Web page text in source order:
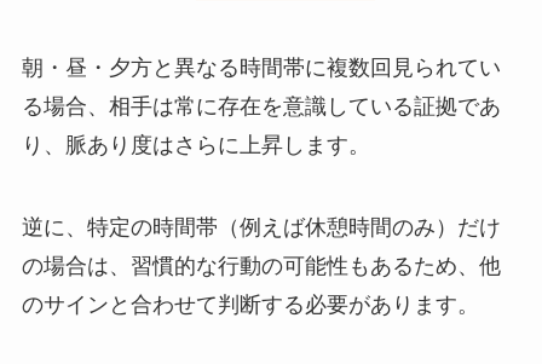
朝・昼・夕方と異なる時間帯に複数回見られてい
る場合、相手は常に存在を意識している証拠であ
り、脈あり度はさらに上昇します。
逆に、特定の時間帯（例えば休憩時間のみ）だけ
の場合は、習慣的な行動の可能性もあるため、他
のサインと合わせて判断する必要があります。